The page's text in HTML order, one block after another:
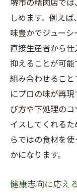
しめます。例え
味豊かでジューシ
直接生産者から
抑えることが可
組み合わせるこ
にプロの味が再
び方や下処理の
イスしてくれる
らではの食材を
かになります。
健康志向に応え